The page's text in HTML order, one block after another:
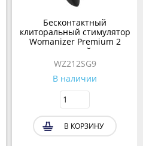
Бесконтактный
клиторальный стимулятор
Womanizer Premium 2
черный
WZ212SG9
В наличии
В КОРЗИНУ